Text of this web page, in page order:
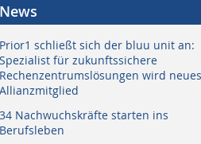
News
Prior1 schließt sich der bluu unit an:
Spezialist für zukunftssichere
Rechenzentrumslösungen wird neues
Allianzmitglied
34 Nachwuchskräfte starten ins
Berufsleben